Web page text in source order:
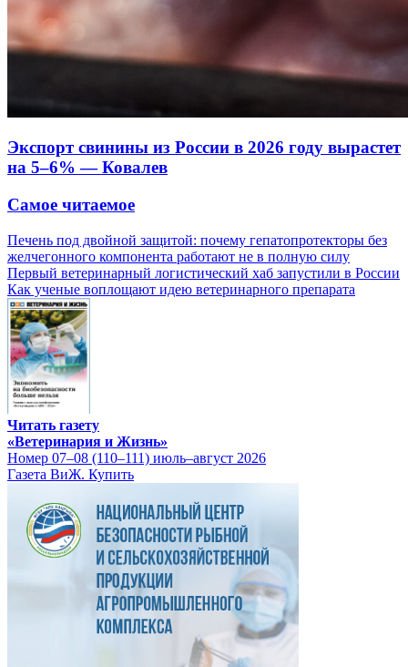
Экспорт свинины из России в 2026 году вырастет
на 5–6% — Ковалев
Самое читаемое
Печень под двойной защитой: почему гепатопротекторы без
желчегонного компонента работают не в полную силу
Первый ветеринарный логистический хаб запустили в России
Как ученые воплощают идею ветеринарного препарата
Читать газету
«Ветеринария и Жизнь»
Номер 07–08 (110–111) июль–август 2026
Газета ВиЖ. Купить